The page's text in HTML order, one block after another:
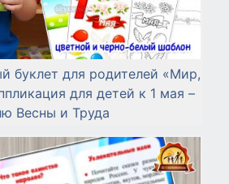
буклет для родителей «Мир,
для детей к 1 мая –
Весны и Труда